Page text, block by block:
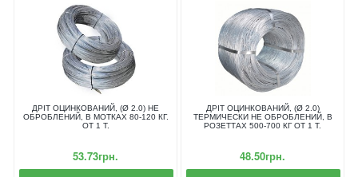
ДРІТ ОЦИНКОВАНИЙ, (Ø 2.0) НЕ
ОБРОБЛЕНИЙ, В МОТКАХ 80-120 КГ.
ОТ 1 Т.
53.73грн.
ДРІТ ОЦИНКОВАНИЙ, (Ø 2.0)
ТЕРМИЧЕСКИ НЕ ОБРОБЛЕНИЙ, В
РОЗЕТТАХ 500-700 КГ ОТ 1 Т.
48.50грн.